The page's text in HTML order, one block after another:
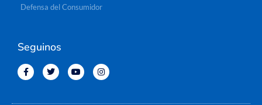
Defensa del Consumidor
Seguinos